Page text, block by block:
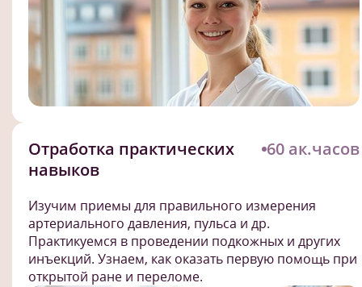
Отработка практических
навыков
60 ак.часов
Изучим приемы для правильного измерения
артериального давления, пульса и др.
Практикуемся в проведении подкожных и других
инъекций. Узнаем, как оказать первую помощь при
открытой ране и переломе.